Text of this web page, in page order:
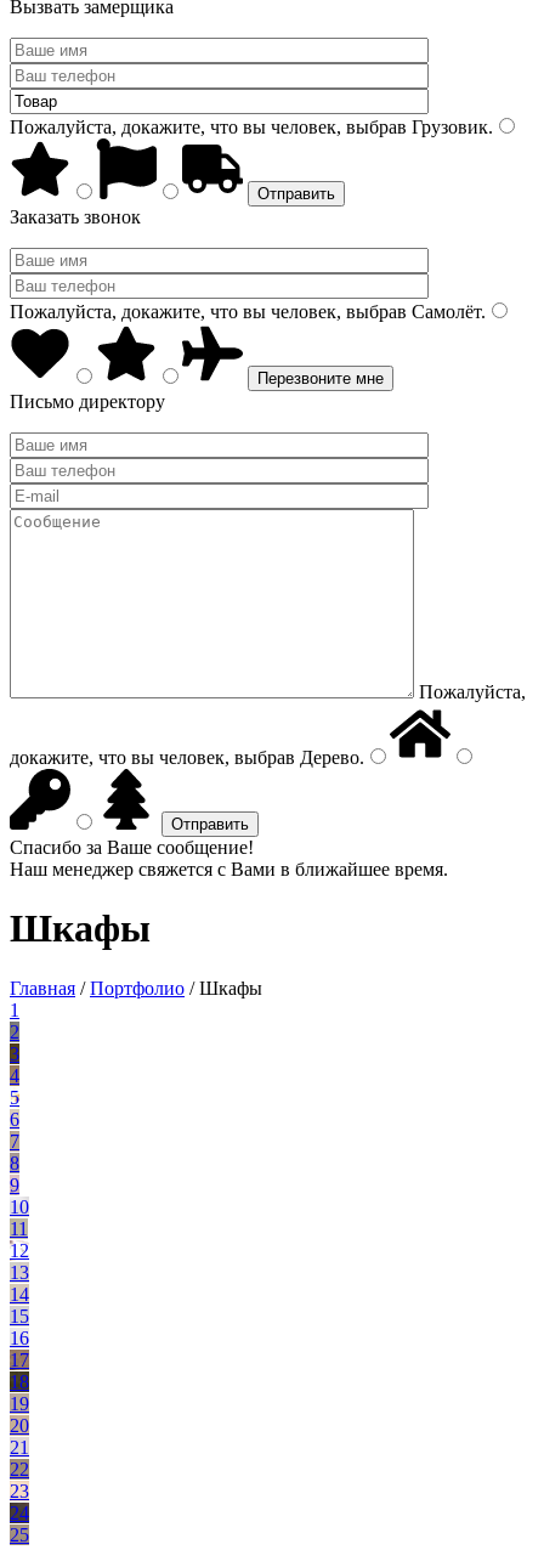
Вызвать замерщика
Пожалуйста, докажите, что вы человек, выбрав Грузовик.
Заказать звонок
Пожалуйста, докажите, что вы человек, выбрав Самолёт.
Письмо директору
Пожалуйста,
докажите, что вы человек, выбрав Дерево.
Спасибо за Ваше сообщение!
Наш менеджер свяжется с Вами в ближайшее время.
Шкафы
Главная /Портфолио /Шкафы
1
2
3
4
5
6
7
8
9
10
11
12
13
14
15
16
17
18
19
20
21
22
23
24
25